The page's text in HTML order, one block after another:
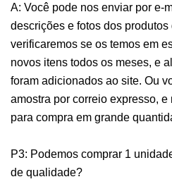
A: Você pode nos enviar por e-
descrições e fotos dos produtos
verificaremos se os temos em
novos itens todos os meses, e
foram adicionados ao site. Ou
amostra por correio expresso,
para compra em grande
P3: Podemos comprar 1
de qualidade?